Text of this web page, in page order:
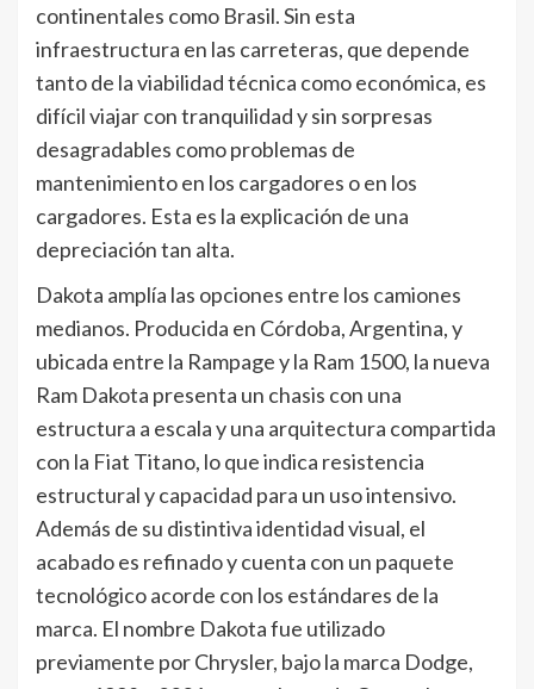
continentales como Brasil. Sin esta
infraestructura en las carreteras, que depende
tanto de la viabilidad técnica como económica, es
difícil viajar con tranquilidad y sin sorpresas
desagradables como problemas de
mantenimiento en los cargadores o en los
cargadores. Esta es la explicación de una
depreciación tan alta.
Dakota amplía las opciones entre los camiones
medianos. Producida en Córdoba, Argentina, y
ubicada entre la Rampage y la Ram 1500, la nueva
Ram Dakota presenta un chasis con una
estructura a escala y una arquitectura compartida
con la Fiat Titano, lo que indica resistencia
estructural y capacidad para un uso intensivo.
Además de su distintiva identidad visual, el
acabado es refinado y cuenta con un paquete
tecnológico acorde con los estándares de la
marca. El nombre Dakota fue utilizado
previamente por Chrysler, bajo la marca Dodge,